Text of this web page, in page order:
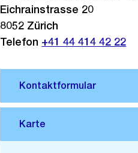
Eichrainstrasse 20
8052 Zürich
Telefon +41 44 414 42 22